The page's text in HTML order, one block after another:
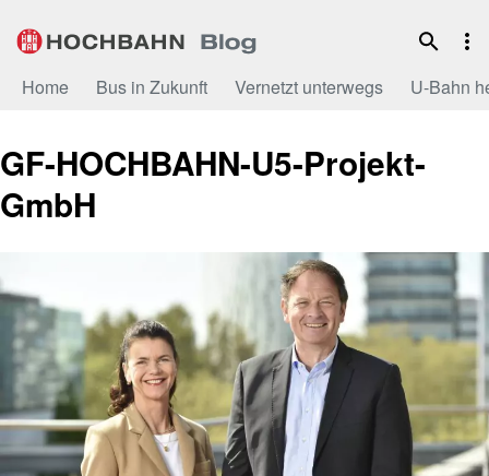
Inhalt
Home Bus in Zukunft Vernetzt unterwegs U-Bahn
GF-HOCHBAHN-U5-Projekt-
GmbH